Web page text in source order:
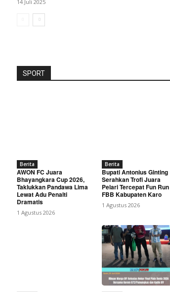
14 Juli 2025
SPORT
Berita
AWON FC Juara
Bhayangkara Cup 2026,
Taklukkan Pandawa Lima
Lewat Adu Penalti
Dramatis
1 Agustus 2026
Berita
Bupati Antonius Ginting
Serahkan Trofi Juara
Pelari Tercepat Fun Run
FBB Kabupaten Karo
1 Agustus 2026